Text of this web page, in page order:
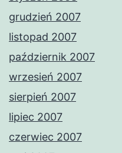
grudzień 2007
listopad 2007
październik 2007
wrzesień 2007
sierpień 2007
lipiec 2007
czerwiec 2007